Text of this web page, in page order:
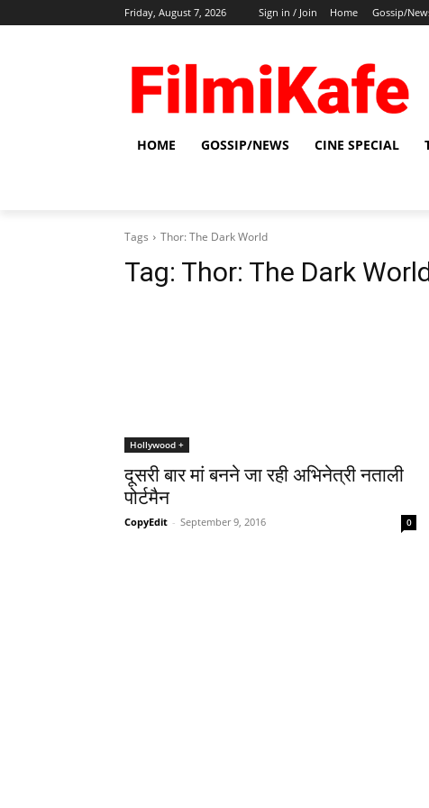
Friday, August 7, 2026 Sign in / Join Home Gossip/
HOME GOSSIP/NEWS CINE SPECIAL
Tags Thor: The Dark World
Tag: Thor: The Dark
Hollywood +
दूसरी बार मां बनने जा रही अभिनेत्री नताली
पोर्टमैन
CopyEdit - September 9, 2016 0